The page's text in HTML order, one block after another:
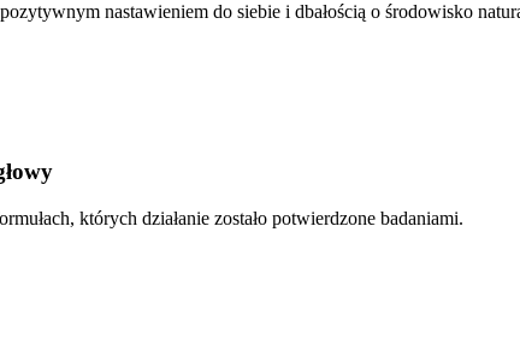
nastawieniem do siebie i dbałością o środowisko
których działanie zostało potwierdzone badaniami.